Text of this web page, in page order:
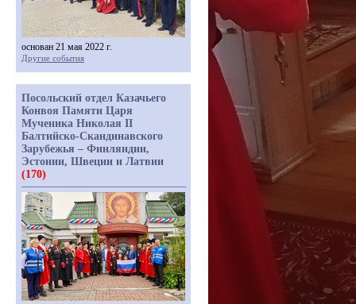
основан 21 мая 2022 г.
Другие события
Посольский отдел Казачьего
Конвоя Памяти Царя
Мученика Николая II
Балтийско-Скандинавского
Зарубежья – Финляндии,
Эстонии, Швеции и Латвии
(170)